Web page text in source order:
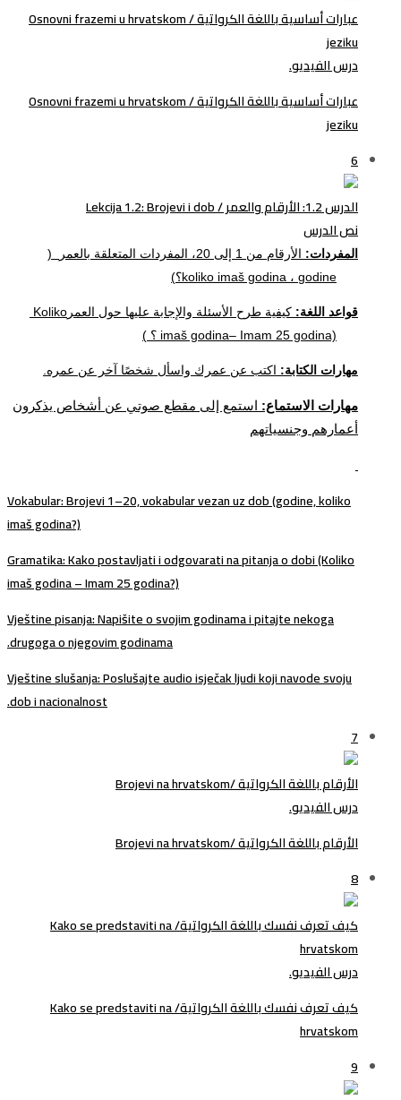
عبارات أساسية باللغة الكرواتية / Osnovni frazemi u hrvatskom
jeziku
درس الفيديو.
عبارات أساسية باللغة الكرواتية / Osnovni frazemi u hrvatskom
jeziku
6
الدرس 1.2: الأرقام والعمر / Lekcija 1.2: Brojevi i dob
نص الدرس
المفردات: الأرقام من 1 إلى 20، المفردات المتعلقة بالعمر
(
godine ، koliko imaš godina؟)
قواعد اللغة: كيفية طرح الأسئلة والإجابة عليها حول العمر Koliko
imaš godina– Imam 25 godina) ؟ )
مهارات الكتابة: اكتب عن عمرك واسأل شخصًا آخر عن عمره.
مهارات الاستماع:
استمع إلى مقطع صوتي عن أشخاص يذكرون
أعمارهم وجنسياتهم
Vokabular: Brojevi 1–20, vokabular vezan uz dob (godine, koliko
imaš godina?)
Gramatika: Kako postavljati i odgovarati na pitanja o dobi (Koliko
imaš godina – Imam 25 godina?)
Vještine pisanja: Napišite o svojim godinama i pitajte nekoga
drugoga o njegovim godinama.
Vještine slušanja: Poslušajte audio isječak ljudi koji navode svoju
dob i nacionalnost.
7
الأرقام باللغة الكرواتية /Brojevi na hrvatskom
درس الفيديو.
الأرقام باللغة الكرواتية /Brojevi na hrvatskom
8
كيف تعرف نفسك باللغة الكرواتية/ Kako se predstaviti na
hrvatskom
درس الفيديو.
كيف تعرف نفسك باللغة الكرواتية/ Kako se predstaviti na
hrvatskom
9